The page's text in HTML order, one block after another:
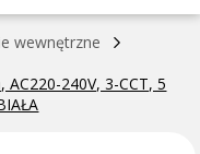
wewnętrzne
AC220-240V, 3-CCT, 5